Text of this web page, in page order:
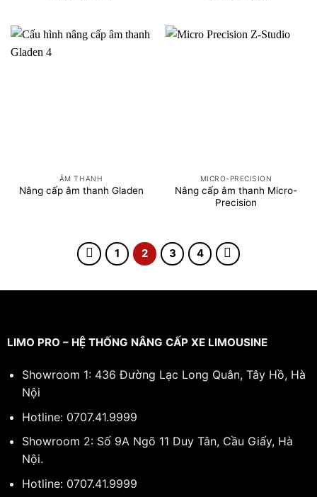
ÂM THANH
Nâng cấp âm thanh Gladen
MICRO-PRECISION
Nâng cấp âm thanh Micro-
Precision
1 2 3 4
LIMO PRO – HỆ THỐNG NÂNG CẤP XE LIMOUSINE
Showroom 1: 436 Đường Lạc Long Quân, Tây Hồ, Hà
Nội
Hotline: 0707.41.9999
Showroom 2: Số 9A Ngõ 11 Duy Tân, Cầu Giấy, Hà
Nội.
Hotline: 0707.41.9999